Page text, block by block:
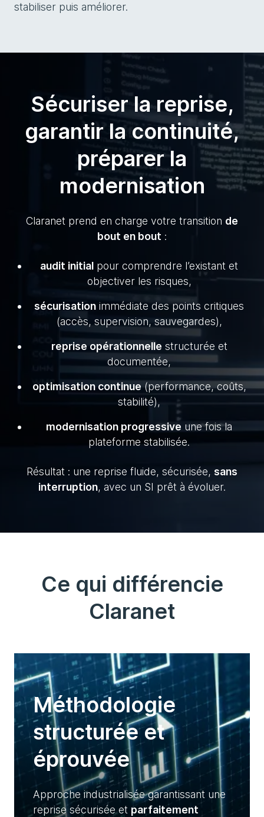
stabiliser puis améliorer.
Sécuriser la reprise,
garantir la continuité,
préparer la
modernisation
Claranet prend en charge votre transition de
bout en bout :
audit initial pour comprendre l’existant et
objectiver les risques,
sécurisation immédiate des points critiques
(accès, supervision, sauvegardes),
reprise opérationnelle structurée et
documentée,
optimisation continue(performance, coûts,
stabilité),
modernisation progressive une fois la
plateforme stabilisée.
Résultat : une reprise fluide, sécurisée, sans
interruption, avec un SI prêt à évoluer.
Ce qui différencie
Claranet
Méthodologie
structurée et
éprouvée
Approche industrialisée garantissant une
reprise sécurisée et parfaitement